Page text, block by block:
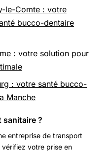
le-Comte : votre
bucco-dentaire
: votre solution pour
: votre santé bucco-
Manche
?
entreprise de transport
votre prise en